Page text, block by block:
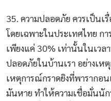
35. ความปลอดภัย ควรเป็นเ
โดยเฉพาะในประเทศไทย ก
เพียงแค่ 30% เท่านั้นในเวล
ปลอดภัยในบ้านเรา อย่างเ
เหตุการณ์กราดยิงที่พารากอ
มันหาย ทำให้ความเชื่อมั่นนั